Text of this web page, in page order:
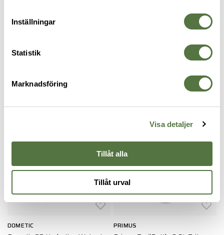
Inställningar
Statistik
Marknadsföring
Visa detaljer
Tillåt alla
Tillåt urval
VATTENFLASKOR
DOMETIC PRIMUS